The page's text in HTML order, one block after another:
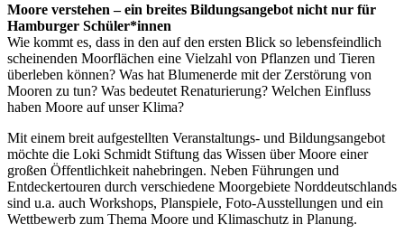
Moore verstehen – ein breites Bildungsangebot nicht nur für
Hamburger Schüler*innen
Wie kommt es, dass in den auf den ersten Blick so lebensfeindlich
scheinenden Moorflächen eine Vielzahl von Pflanzen und Tieren
überleben können? Was hat Blumenerde mit der Zerstörung von
Mooren zu tun? Was bedeutet Renaturierung? Welchen Einfluss
haben Moore auf unser Klima?
Mit einem breit aufgestellten Veranstaltungs- und Bildungsangebot
möchte die Loki Schmidt Stiftung das Wissen über Moore einer
großen Öffentlichkeit nahebringen. Neben Führungen und
Entdeckertouren durch verschiedene Moorgebiete Norddeutschlands
sind u.a. auch Workshops, Planspiele, Foto-Ausstellungen und ein
Wettbewerb zum Thema Moore und Klimaschutz in Planung.